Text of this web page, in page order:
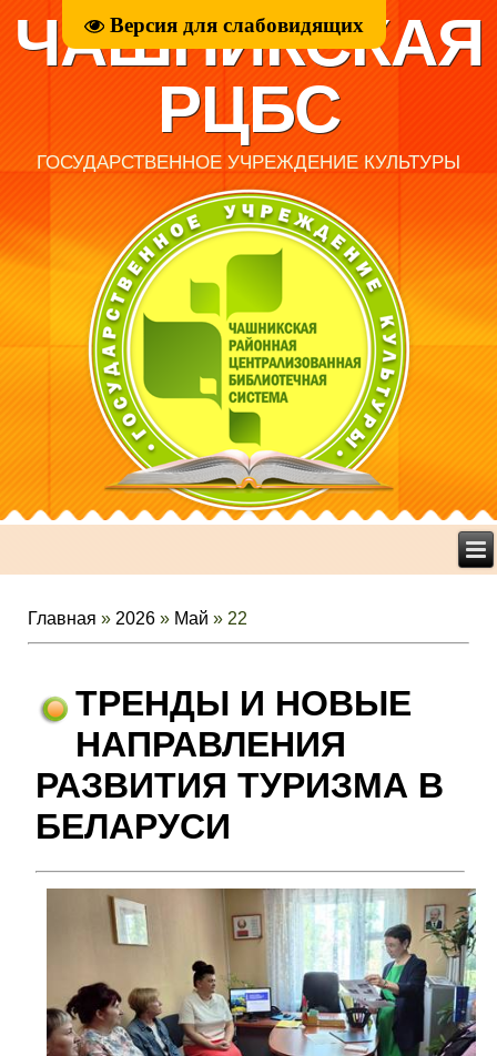
Версия для слабовидящих
ЧАШНИКСКАЯ
РЦБС
ГОСУДАРСТВЕННОЕ УЧРЕЖДЕНИЕ КУЛЬТУРЫ
Главная » 2026 » Май » 22
ТРЕНДЫ И НОВЫЕ
НАПРАВЛЕНИЯ
РАЗВИТИЯ ТУРИЗМА В
БЕЛАРУСИ